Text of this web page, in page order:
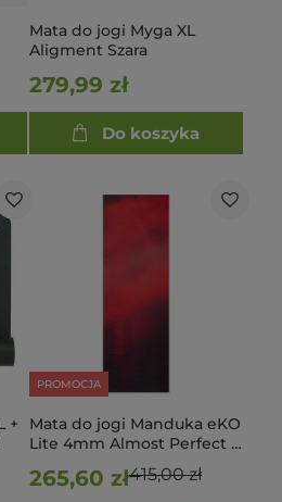
Mata do jogi Myga XL
Aligment Szara
279,99 zł
Do koszyka
+
PROMOCJA
Mata do jogi Manduka eKO
Lite 4mm Almost Perfect -
265,60 zł415,00 zł